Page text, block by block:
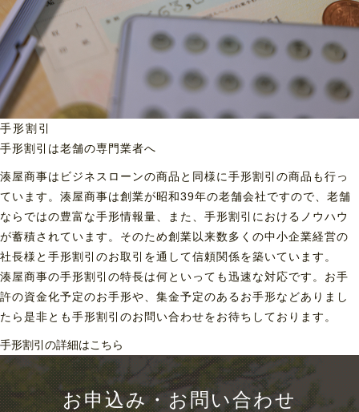
手形割引
手形割引は老舗の専門業者へ
湊屋商事はビジネスローンの商品と同様に手形割引の商品も行っ
ています。湊屋商事は創業が昭和39年の老舗会社ですので、老舗
ならではの豊富な手形情報量、また、手形割引におけるノウハウ
が蓄積されています。そのため創業以来数多くの中小企業経営の
社長様と手形割引のお取引を通して信頼関係を築いています。
湊屋商事の手形割引の特長は何といっても迅速な対応です。お手
許の資金化予定のお手形や、集金予定のあるお手形などありまし
たら是非とも手形割引のお問い合わせをお待ちしております。
手形割引の詳細はこちら
お申込み・お問い合わせ